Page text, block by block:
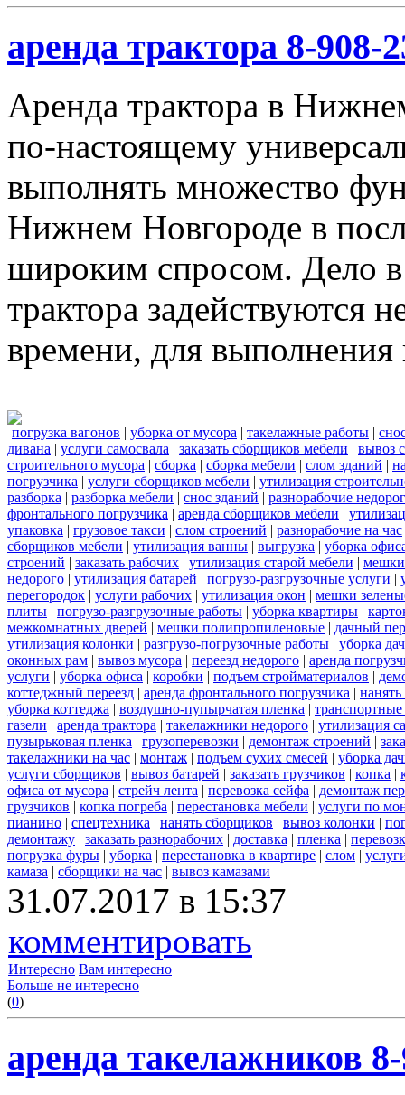
аренда трактора 8-908-
Аренда трактора в
по-настоящему
выполнять множество
Нижнем Новгороде в
широким спросом. Дело
трактора задействуются
времени, для выполнения
погрузка вагонов | уборка от мусора | такелажные работы |
дивана | услуги самосвала | заказать сборщиков мебели | вывоз
строительного мусора | сборка | сборка мебели | слом зданий |
погрузчика | услуги сборщиков мебели | утилизация
разборка | разборка мебели | снос зданий | разнорабочие
фронтального погрузчика | аренда сборщиков мебели |
упаковка | грузовое такси | слом строений | разнорабочие на час
сборщиков мебели | утилизация ванны | выгрузка | уборка
строений | заказать рабочих | утилизация старой мебели |
недорого | утилизация батарей | погрузо-разгрузочные услуги |
перегородок | услуги рабочих | утилизация окон | мешки
плиты | погрузо-разгрузочные работы | уборка квартиры |
межкомнатных дверей | мешки полипропиленовые | дачный
утилизация колонки | разгрузо-погрузочные работы | уборка
оконных рам | вывоз мусора | переезд недорого | аренда
услуги | уборка офиса | коробки | подъем стройматериалов |
коттеджный переезд | аренда фронтального погрузчика |
уборка коттеджа | воздушно-пупырчатая пленка | транспортные
газели | аренда трактора | такелажники недорого | утилизация
пузырьковая пленка | грузоперевозки | демонтаж строений |
такелажники на час | монтаж | подъем сухих смесей | уборка
услуги сборщиков | вывоз батарей | заказать грузчиков | копка |
офиса от мусора | стрейч лента | перевозка сейфа | демонтаж
грузчиков | копка погреба | перестановка мебели | услуги по
пианино | спецтехника | нанять сборщиков | вывоз колонки |
демонтажу | заказать разнорабочих | доставка | пленка |
погрузка фуры | уборка | перестановка в квартире | слом |
камаза | сборщики на час | вывоз камазами
31.07.2017 в 15:37
комментировать
Интересно Вам интересно
Больше не интересно
(0)
аренда такелажников